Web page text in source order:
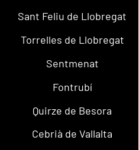
Sant Feliu de Llobregat
Torrelles de Llobregat
Sentmenat
Fontrubí
Quirze de Besora
Cebrià de Vallalta